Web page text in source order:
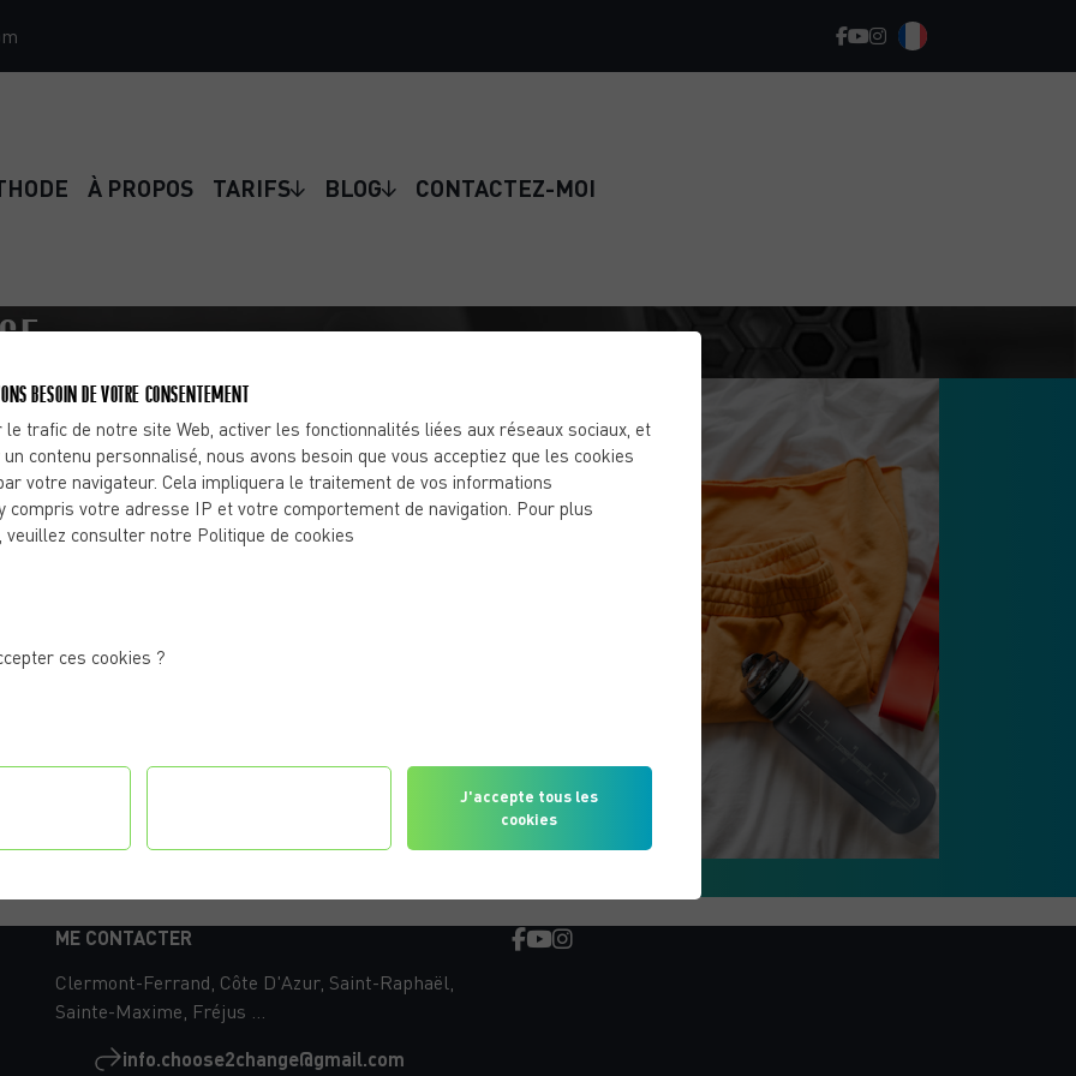
À PROPOS TARIFS BLOG CONTACTEZ-MOI
IMMUNITÉ
physique constituent un moyen efficace pour
ME CONTACTER
Clermont-Ferrand, Côte D'Azur, Saint-Raphaël,
Sainte-Maxime, Fréjus ...
info.choose2change@gmail.com
BESOIN DE VOTRE CONSENTEMENT
le trafic de notre site Web, activer les fonctionnalités liées aux réseaux sociaux, et
contenu personnalisé, nous avons besoin que vous acceptiez que les cookies
votre navigateur. Cela impliquera le traitement de vos informations
compris votre adresse IP et votre comportement de navigation. Pour plus
veuillez consulter notre Politique de cookies
ces cookies ?
J'accepte tous les
cookies